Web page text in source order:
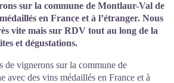
sur la commune de Montlaur-Val de
en France et à l’étranger. Nous
vite mais sur RDV tout au long de la
et dégustations.
de vignerons sur la commune de
avec des vins médaillés en France et à